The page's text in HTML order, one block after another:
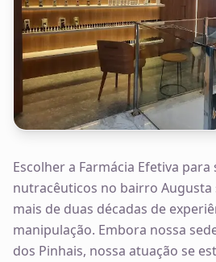
Escolher a Farmácia Efetiva
nutracêuticos no bairro
mais de duas décadas de
manipulação. Embora nossa
dos Pinhais, nossa atuação se